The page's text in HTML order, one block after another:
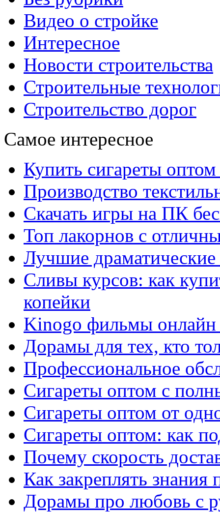
Видео о стройке
Интересное
Новости строительства
Строительные
Строительство дорог
Самое интересное
Купить сигареты
Производство
Скачать игры на ПК
Топ лакорнов с
Лучшие
Сливы курсов: как
копейки
Kinogo фильмы онлайн
Дорамы для тех, кто
Профессиональное
Сигареты оптом с
Сигареты оптом от
Сигареты оптом: как
Почему скорость
Как закреплять знания
Дорамы про любовь с